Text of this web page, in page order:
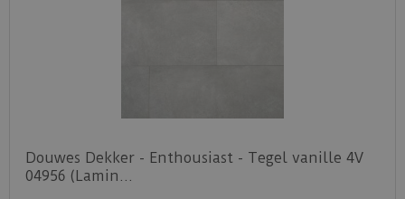
Douwes Dekker - Enthousiast - Tegel vanille 4V
04956 (Lamin…